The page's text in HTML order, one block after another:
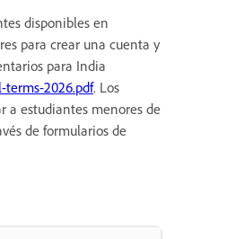
disponibles en
para crear una cuenta y
para India
2026.pdf. Los
a estudiantes menores de
de formularios de